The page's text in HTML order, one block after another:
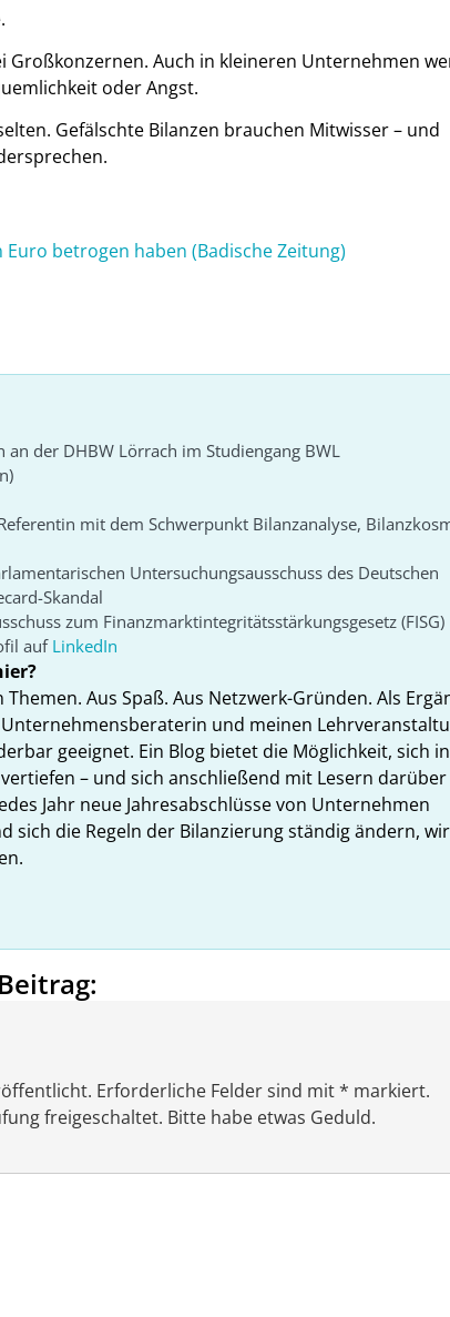
Großkonzernen. Auch in kleineren Unternehmen
oder Angst.
Gefälschte Bilanzen brauchen Mitwisser – und
betrogen haben (Badische Zeitung)
der DHBW Lörrach im Studiengang BWL
mit dem Schwerpunkt Bilanzanalyse,
Untersuchungsausschuss des Deutschen
Skandal
zum Finanzmarktintegritätsstärkungsgesetz (FISG)
auf LinkedIn
Aus Spaß. Aus Netzwerk-Gründen. Als
und meinen
geeignet. Ein Blog bietet die Möglichkeit, sich in
– und sich anschließend mit Lesern darüber
Jahr neue Jahresabschlüsse von Unternehmen
sich die Regeln der Bilanzierung ständig ändern,
Erforderliche Felder sind mit * markiert.
freigeschaltet. Bitte habe etwas Geduld.